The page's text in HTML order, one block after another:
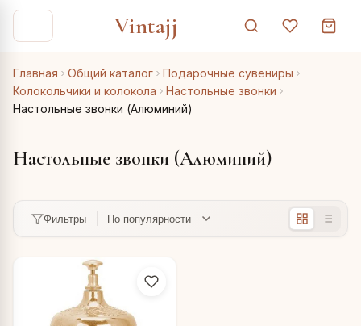
Vintajj
Главная Общий каталог
Подарочные сувениры
Колокольчики и колокола
Настольные звонки
Настольные звонки (Алюминий)
Настольные звонки (Алюминий)
Фильтры